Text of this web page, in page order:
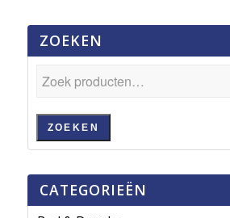
ZOEKEN
ZOEKEN
CATEGORIEËN